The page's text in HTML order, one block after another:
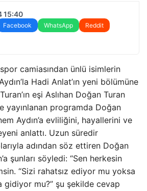
15:40
Facebook WhatsApp
Reddit
camiasından ünlü isimlerin
Hadi Anlat’ın yeni bölümüne
eşi Aslıhan Doğan Turan
yayınlanan programda Doğan
Aydın’a evliliğini, hayallerini ve
anlattı. Uzun süredir
adından söz ettiren Doğan
şunları söyledi: “Sen herkesin
“Sizi rahatsız ediyor mu yoksa
gidiyor mu?” şu şekilde cevap